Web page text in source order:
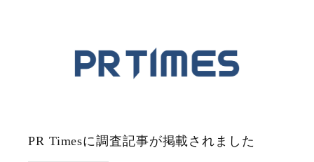
PR Timesに調査記事が掲載されました